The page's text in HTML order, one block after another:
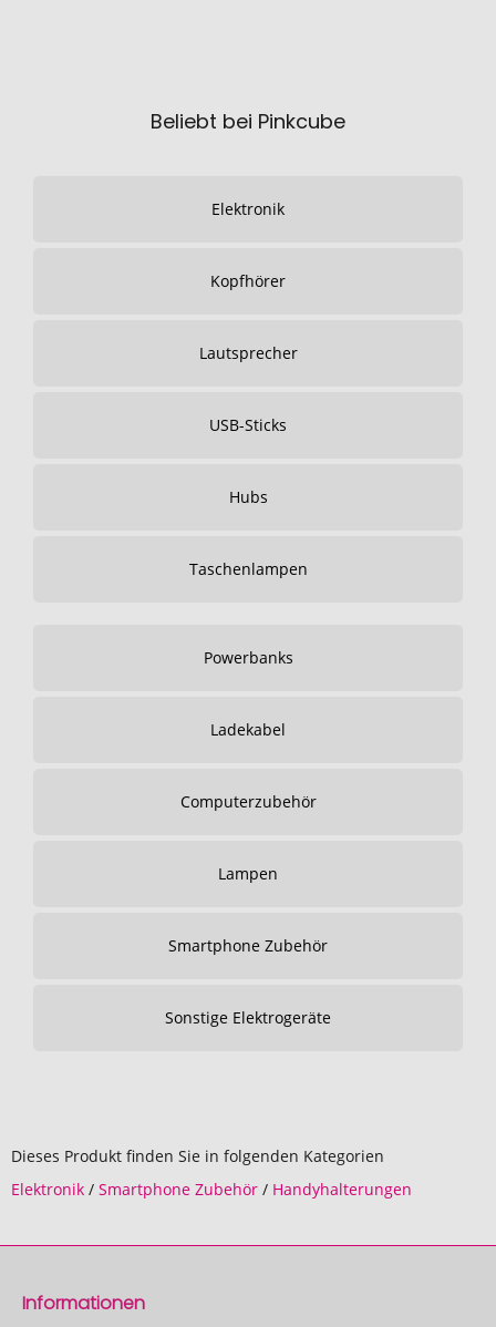
Beliebt bei Pinkcube
Elektronik
Kopfhörer
Lautsprecher
USB-Sticks
Hubs
Taschenlampen
Powerbanks
Ladekabel
Computerzubehör
Lampen
Smartphone Zubehör
Sonstige Elektrogeräte
Dieses Produkt finden Sie in folgenden Kategorien
Elektronik / Smartphone Zubehör / Handyhalterungen
Informationen